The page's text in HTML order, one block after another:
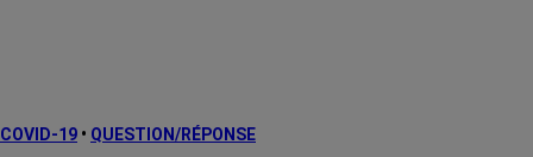
COVID-19 • QUESTION/RÉPONSE